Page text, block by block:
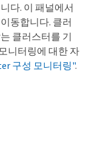
다. 이 패널에서
동합니다. 클러
클러스터를 기
니터링에 대한 자
구성 모니터링".